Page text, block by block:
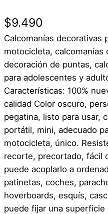
$9.490
Calcomanías decorativas
motocicleta, calcomanías
decoración de puntas,
para adolescentes y
Características: 100%
calidad Color oscuro,
pegatina, listo para usar,
portátil, mini, adecuado
motocicleta, único.
recorte, precortado, fácil
puede acoplarlo a
patinetas, coches,
hoverboards, esquís,
puede fijar una superficie